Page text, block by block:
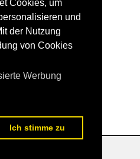
Cookies, um
und
der Nutzung
von Cookies
Werbung
Ich stimme zu